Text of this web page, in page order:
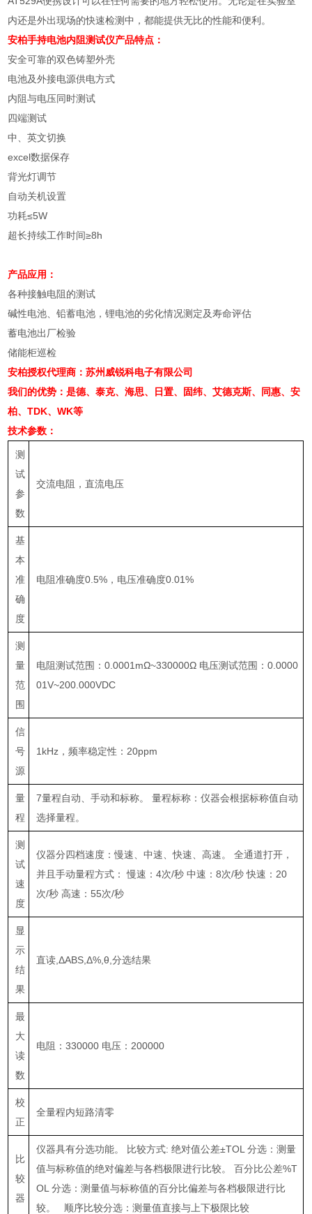
内还是外出现场的快速检测中，都能提供无比的性能和便利。
安柏手持电池内阻测试仪产品特点：
安全可靠的双色铸塑外壳
电池及外接电源供电方式
内阻与电压同时测试
四端测试
中、英文切换
excel数据保存
背光灯调节
自动关机设置
功耗≤5W
超长持续工作时间≥8h
产品应用：
各种接触电阻的测试
碱性电池、铅蓄电池，锂电池的劣化情况测定及寿命评估
蓄电池出厂检验
储能柜巡检
安柏授权代理商：苏州威锐科电子有限公司
我们的优势：是德、泰克、海思、日置、固纬、艾德克斯、同惠、安
柏、TDK、WK等
技术参数：
测
试
参
数
交流电阻，直流电压
基
本
准
确
度
电阻准确度0.5% ，电压准确度0.01%
测
量
范
围
电阻测试范围：0.0001mΩ~330000Ω 电压测试范围：0.0000
01V~200.000VDC
信
号
源
1kHz ，频率稳定性： 20ppm
量
程
7量程自动、手动和标称。 量程标称：仪器会根据标称值自动
选择量程。
测
试
速
度
仪器分四档速度：慢速、中速、快速、高速。 全通道打开，
并且手动量程方式： 慢速：4次/秒 中速：8次/秒 快速： 20
次/秒 高速：55次/秒
显
示
结
果
直读 ,ΔABS,Δ%,θ,分选结果
最
大
读
数
电阻：330000 电压： 200000
校
正
全量程内短路清零
比
较
器
仪器具有分选功能。 比较方式:绝对值公差±TOL分选：测量
值与标称值的绝对偏差与各档极限进行比较。 百分比公差%T
OL分选：测量值与标称值的百分比偏差与各档极限进行比
较。 顺序比较分选：测量值直接与上下极限比较